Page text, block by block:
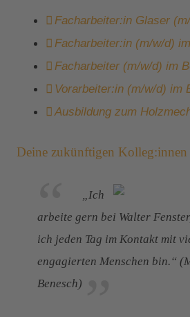
Facharbeiter:in Glaser
Facharbeiter:in (m/w/d)
Facharbeiter (m/w/d) im
Vorarbeiter:in (m/w/d) im
Ausbildung zum
Deine zukünftigen Kolleg:innen
„Ich
arbeite gern bei Walter
ich jeden Tag im Kontakt mit
engagierten Menschen bin.“
Benesch)